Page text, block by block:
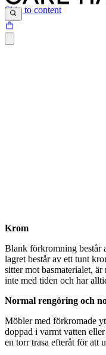
Skip to content
Ladda ner
Krom
Blank förkromning består
lagret består av ett tunt
sitter mot basmaterialet,
inte med tiden och har
Normal rengöring och
Möbler med förkromade
doppad i varmt vatten
en torr trasa efteråt för att